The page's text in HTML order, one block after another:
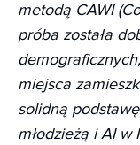
metodą CAWI
próba została
miejsca
solidną
młodzieżą i AI w